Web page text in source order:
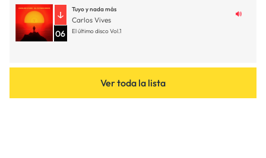
06
Tuyo y nada más
Carlos Vives
El último disco Vol.1
Ver toda la lista